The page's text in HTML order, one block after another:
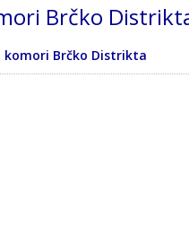
Brčko
komori Brčko Distrikta